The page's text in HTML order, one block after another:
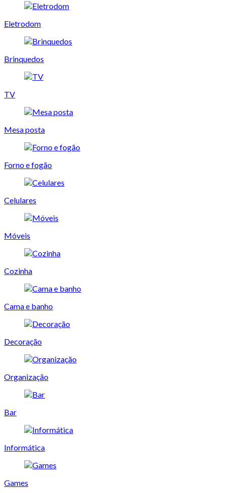
Eletrodom
Brinquedos
TV
Mesa posta
Forno e fogão
Celulares
Móveis
Cozinha
Cama e banho
Decoração
Organização
Bar
Informática
Games